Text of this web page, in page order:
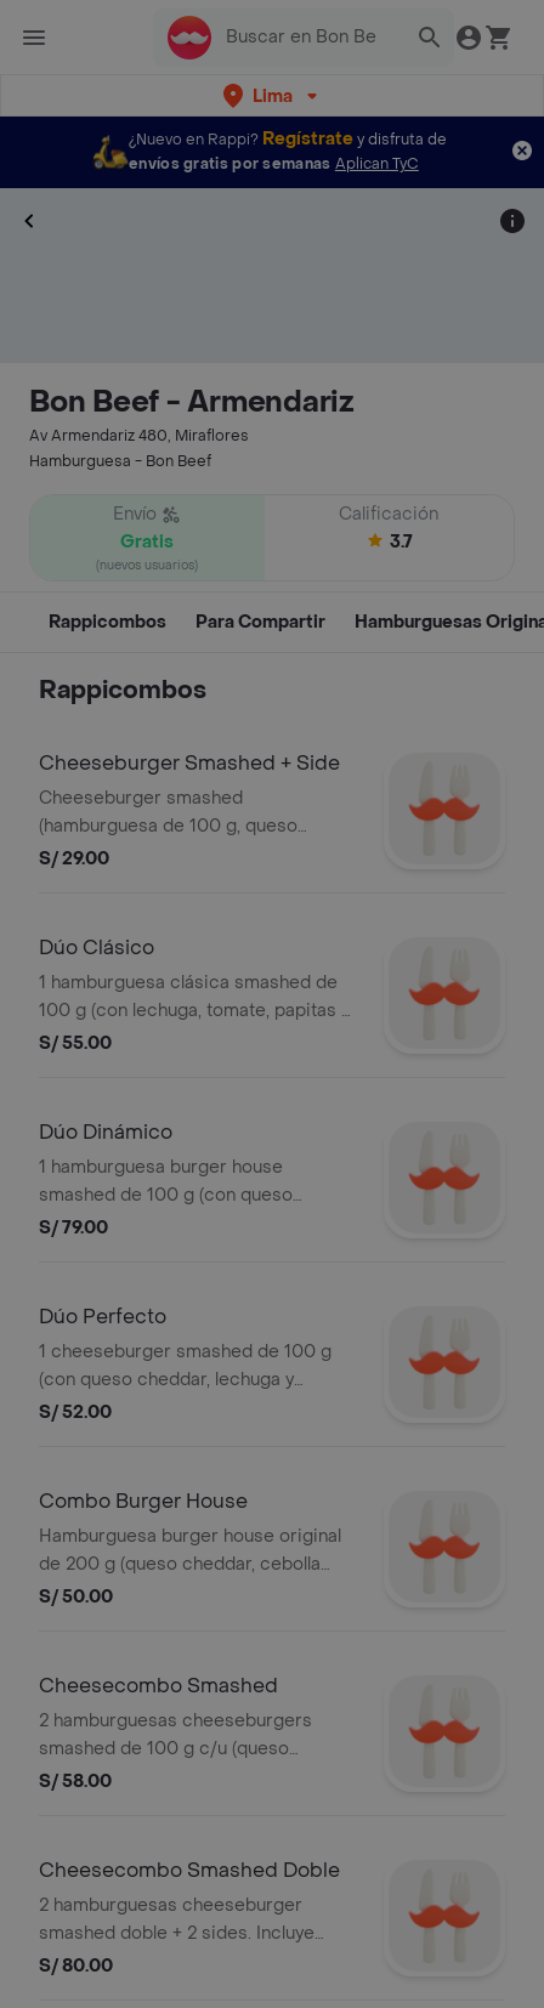
Lima
¿Nuevo en Rappi? Regístratey disfruta de
envíos gratis por semanas Aplican TyC
Bon Beef - Armendariz
Av Armendariz 480, Miraflores
Hamburguesa - Bon Beef
Envío
Gratis
(nuevos usuarios)
Calificación
3.7
Rappicombos Para Compartir Hamburguesas
Rappicombos
Cheeseburger Smashed + Side
Cheeseburger smashed
(hamburguesa de 100 g, queso
cheddar, lechuga y tomate) + side a
S/ 29.00
Dúo Clásico
1 hamburguesa clásica smashed de
100 g (con lechuga, tomate, papitas al
hilo y bon mayo) + 1 hamburguesa bon
mayonesa en sachet
S/ 55.00
Dúo Dinámico
1 hamburguesa burger house
smashed de 100 g (con queso
cheddar, cebolla caramelizada y salsa
salteada y relish) + 2 sides + 2
en sachet
S/ 79.00
Dúo Perfecto
1 cheeseburger smashed de 100 g
(con queso cheddar, lechuga y
tomate) + 1 hamburguesa bon beef
incluye ketchup y mayonesa en sachet
S/ 52.00
Combo Burger House
Hamburguesa burger house original
de 200 g (queso cheddar, cebolla
glaseada y salsa secreta) + side a
S/ 50.00
Cheesecombo Smashed
2 hamburguesas cheeseburgers
smashed de 100 g c/u (queso
cheddar, lechuga y tomate) + 2 sides a
S/ 58.00
Cheesecombo Smashed Doble
2 hamburguesas cheeseburger
smashed doble + 2 sides. Incluye
ketchup y mayonesa en sachet.
S/ 80.00